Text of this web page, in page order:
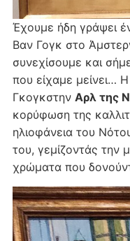
Έχουμε ήδη γράψει
Βαν Γογκ στο
συνεχίσουμε και
που είχαμε μείνει…
Γκογκστην Αρλ της
κορύφωση της
ηλιοφάνεια του
του, γεμίζοντάς την
χρώματα που